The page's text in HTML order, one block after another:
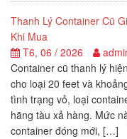
Thanh Lý Container Cũ
Khi Mua
T6, 06 / 2026
Container cũ thanh lý
cho loại 20 feet và
tình trạng vỏ, loại
hãng tàu xả hàng. Mức
container đóng mới, […]